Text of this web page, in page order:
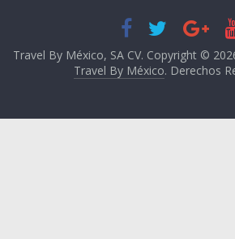
Travel By México, SA CV. Copyright ©
Travel By México. Derechos